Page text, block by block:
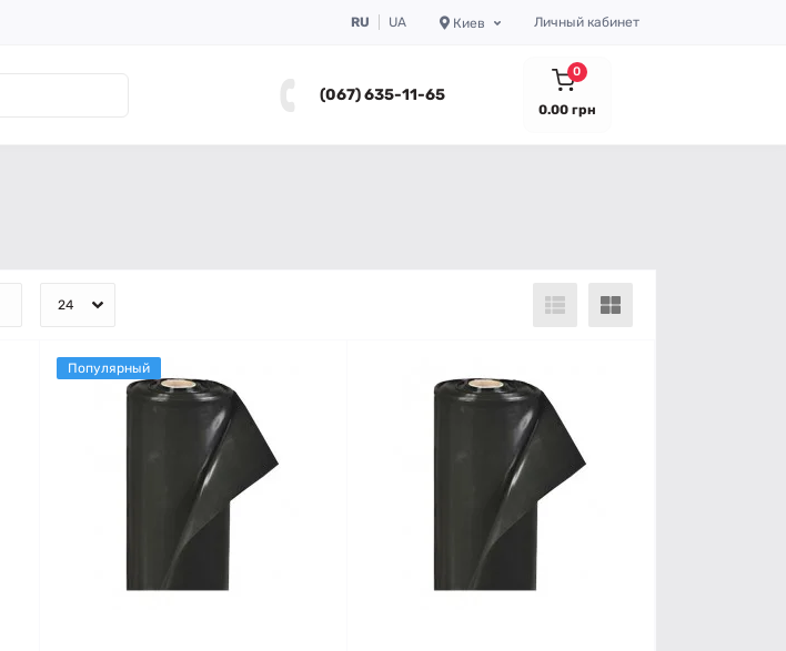
RU UA Киев Личный кабинет
(067) 635-11-65
0
0.00 грн
Популярный